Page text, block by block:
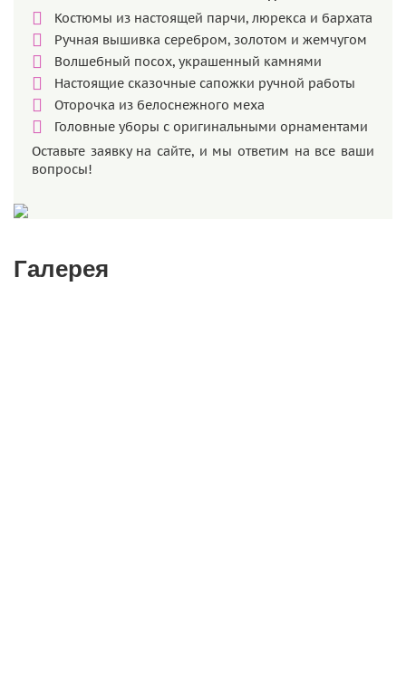
Костюмы из настоящей парчи, люрекса и бархата
Ручная вышивка серебром, золотом и жемчугом
Волшебный посох, украшенный камнями
Настоящие сказочные сапожки ручной работы
Оторочка из белоснежного меха
Головные уборы с оригинальными орнаментами
Оставьте заявку на сайте, и мы ответим на все ваши
вопросы!
Галерея